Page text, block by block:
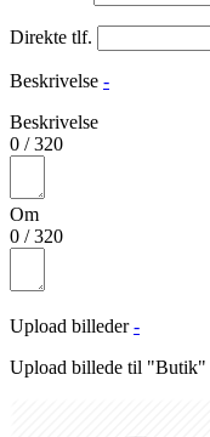
Direkte tlf.
Beskrivelse -
Beskrivelse
0 /320
Om
0 /320
Upload billeder -
Upload billede til "Butik"